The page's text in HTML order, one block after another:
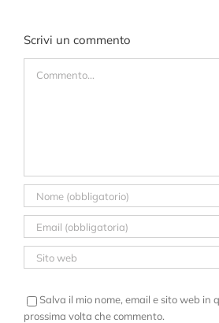
Scrivi un commento
Salva il mio nome, email e sito web in
prossima volta che commento.